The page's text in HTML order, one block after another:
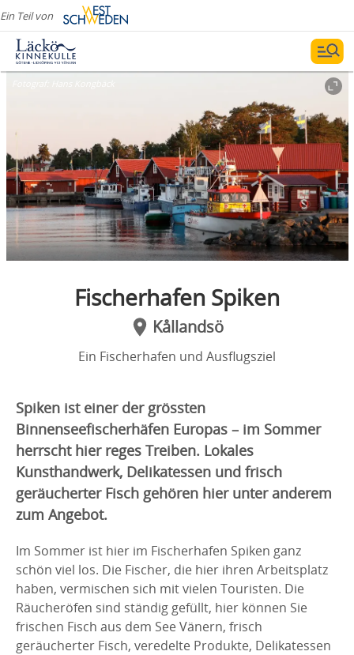
Ein Teil von
Fischerhafen Spiken
Kållandsö
Ein Fischerhafen und Ausflugsziel
Spiken ist einer der grössten
Binnenseefischerhäfen Europas – im Sommer
herrscht hier reges Treiben. Lokales
Kunsthandwerk, Delikatessen und frisch
geräucherter Fisch gehören hier unter anderem
zum Angebot.
Im Sommer ist hier im Fischerhafen Spiken ganz
schön viel los. Die Fischer, die hier ihren Arbeitsplatz
haben, vermischen sich mit vielen Touristen. Die
Räucheröfen sind ständig gefüllt, hier können Sie
frischen Fisch aus dem See Vänern, frisch
geräucherter Fisch, veredelte Produkte, Delikatessen